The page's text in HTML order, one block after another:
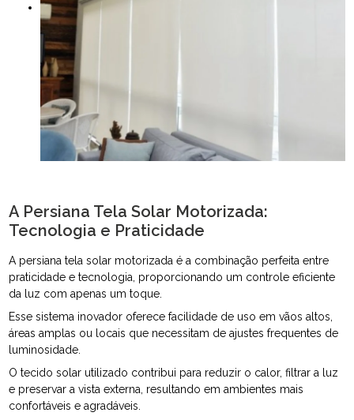
A Persiana Tela Solar Motorizada:
Tecnologia e Praticidade
A persiana tela solar motorizada é a combinação perfeita entre
praticidade e tecnologia, proporcionando um controle eficiente
da luz com apenas um toque.
Esse sistema inovador oferece facilidade de uso em vãos altos,
áreas amplas ou locais que necessitam de ajustes frequentes de
luminosidade.
O tecido solar utilizado contribui para reduzir o calor, filtrar a luz
e preservar a vista externa, resultando em ambientes mais
confortáveis e agradáveis.